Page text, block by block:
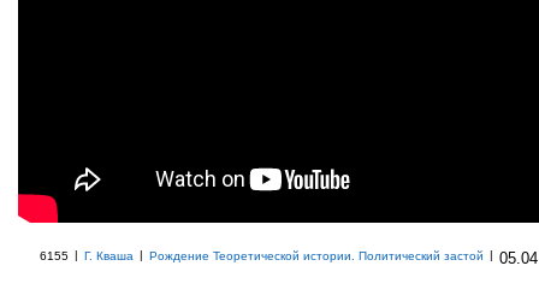
6155 | Г. Кваша | Рождение Теоретической истории. Политический застой |